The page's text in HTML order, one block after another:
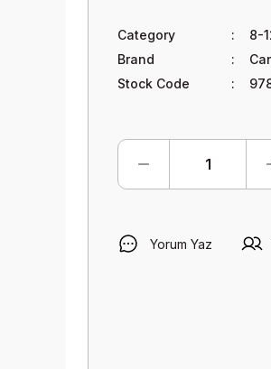
Category
8-
Brand
Stock Code
Yorum Yaz